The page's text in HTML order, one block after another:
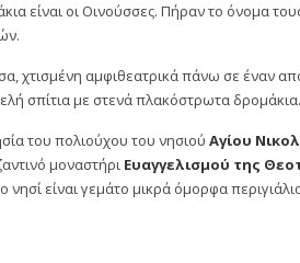
είναι οι Οινούσσες. Πήραν το όνομα
χτισμένη αμφιθεατρικά πάνω σε έναν
σπίτια με στενά πλακόστρωτα δρομάκια.
του πολιούχου του νησιού Αγίου
μοναστήρι Ευαγγελισμού της
νησί είναι γεμάτο μικρά όμορφα